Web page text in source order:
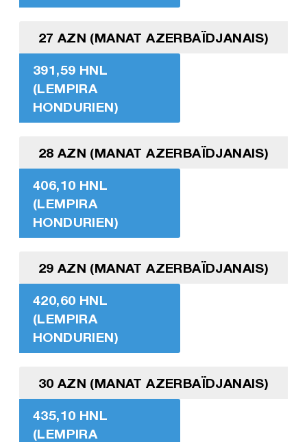
27 AZN (MANAT AZERBAÏDJANAIS)
391,59 HNL
(LEMPIRA
HONDURIEN)
28 AZN (MANAT AZERBAÏDJANAIS)
406,10 HNL
(LEMPIRA
HONDURIEN)
29 AZN (MANAT AZERBAÏDJANAIS)
420,60 HNL
(LEMPIRA
HONDURIEN)
30 AZN (MANAT AZERBAÏDJANAIS)
435,10 HNL
(LEMPIRA